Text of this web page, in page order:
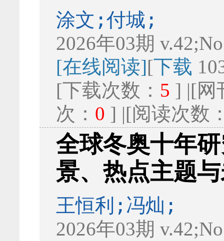
涂文;付城;
2026年03期
[在线阅读][下载
[下载次数： 5 ] |[网
次： 0 ] |[阅读次数
全球冬奥十年
景、热点主题
王恒利;冯灿;
2026年03期